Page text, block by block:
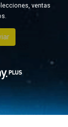
ventas